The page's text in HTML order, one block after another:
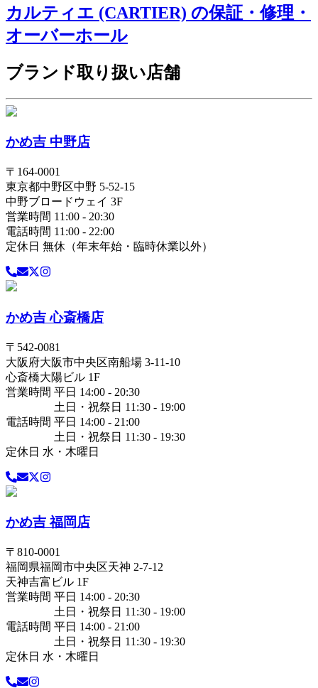
カルティエ (CARTIER) の保証・修理・
オーバーホール
ブランド取り扱い店舗
かめ吉 中野店
〒 164-0001
東京都中野区中野 5-52-15
中野ブロードウェイ 3F
営業時間 11:00 - 20:30
電話時間 11:00 - 22:00
定休日 無休（年末年始・臨時休業以外）
かめ吉 心斎橋店
〒 542-0081
大阪府大阪市中央区南船場 3-11-10
心斎橋大陽ビル 1F
営業時間 平日 14:00 - 20:30
土日・祝祭日 11:30 - 19:00
電話時間 平日 14:00 - 21:00
土日・祝祭日 11:30 - 19:30
定休日 水・木曜日
かめ吉 福岡店
〒 810-0001
福岡県福岡市中央区天神 2-7-12
天神吉富ビル 1F
営業時間 平日 14:00 - 20:30
土日・祝祭日 11:30 - 19:00
電話時間 平日 14:00 - 21:00
土日・祝祭日 11:30 - 19:30
定休日 水・木曜日